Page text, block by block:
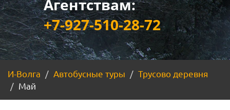
Агентствам:
+7-927-510-28-72
И-Волга Автобусные туры
Трусово деревня
Май